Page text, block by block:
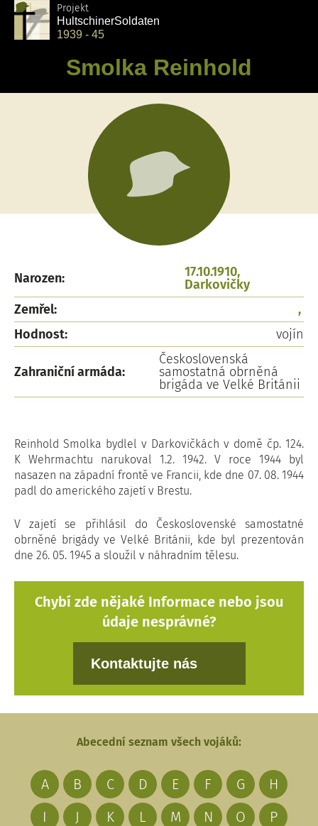
Projekt
HultschinerSoldaten
1939 - 45
Smolka Reinhold
Narozen:
17.10.1910,
Darkovičky
Zemřel:
,
Hodnost:
vojín
Zahraniční armáda:
Československá
samostatná obrněná
brigáda ve Velké Británii
Reinhold Smolka bydlel v Darkovičkách v domě čp. 124.
K Wehrmachtu narukoval 1.2. 1942. V roce 1944 byl
nasazen na západní frontě ve Francii, kde dne 07. 08. 1944
padl do amerického zajetí v Brestu.
V zajetí se přihlásil do Československé samostatné
obrněné brigády ve Velké Británii, kde byl prezentován
dne 26. 05. 1945 a sloužil v náhradním tělesu.
Chybí zde nějaké Informace nebo jsou
údaje nesprávné?
Kontaktujte nás
Abecední seznam všech vojáků:
A B C D E F G
H
I
J K L M N O
P